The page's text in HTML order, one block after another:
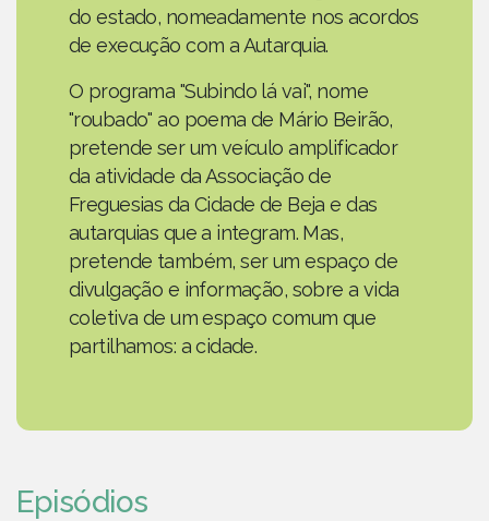
do estado, nomeadamente nos acordos
de execução com a Autarquia.
O programa "Subindo lá vai", nome
"roubado" ao poema de Mário Beirão,
pretende ser um veículo amplificador
da atividade da Associação de
Freguesias da Cidade de Beja e das
autarquias que a integram. Mas,
pretende também, ser um espaço de
divulgação e informação, sobre a vida
coletiva de um espaço comum que
partilhamos: a cidade.
Episódios